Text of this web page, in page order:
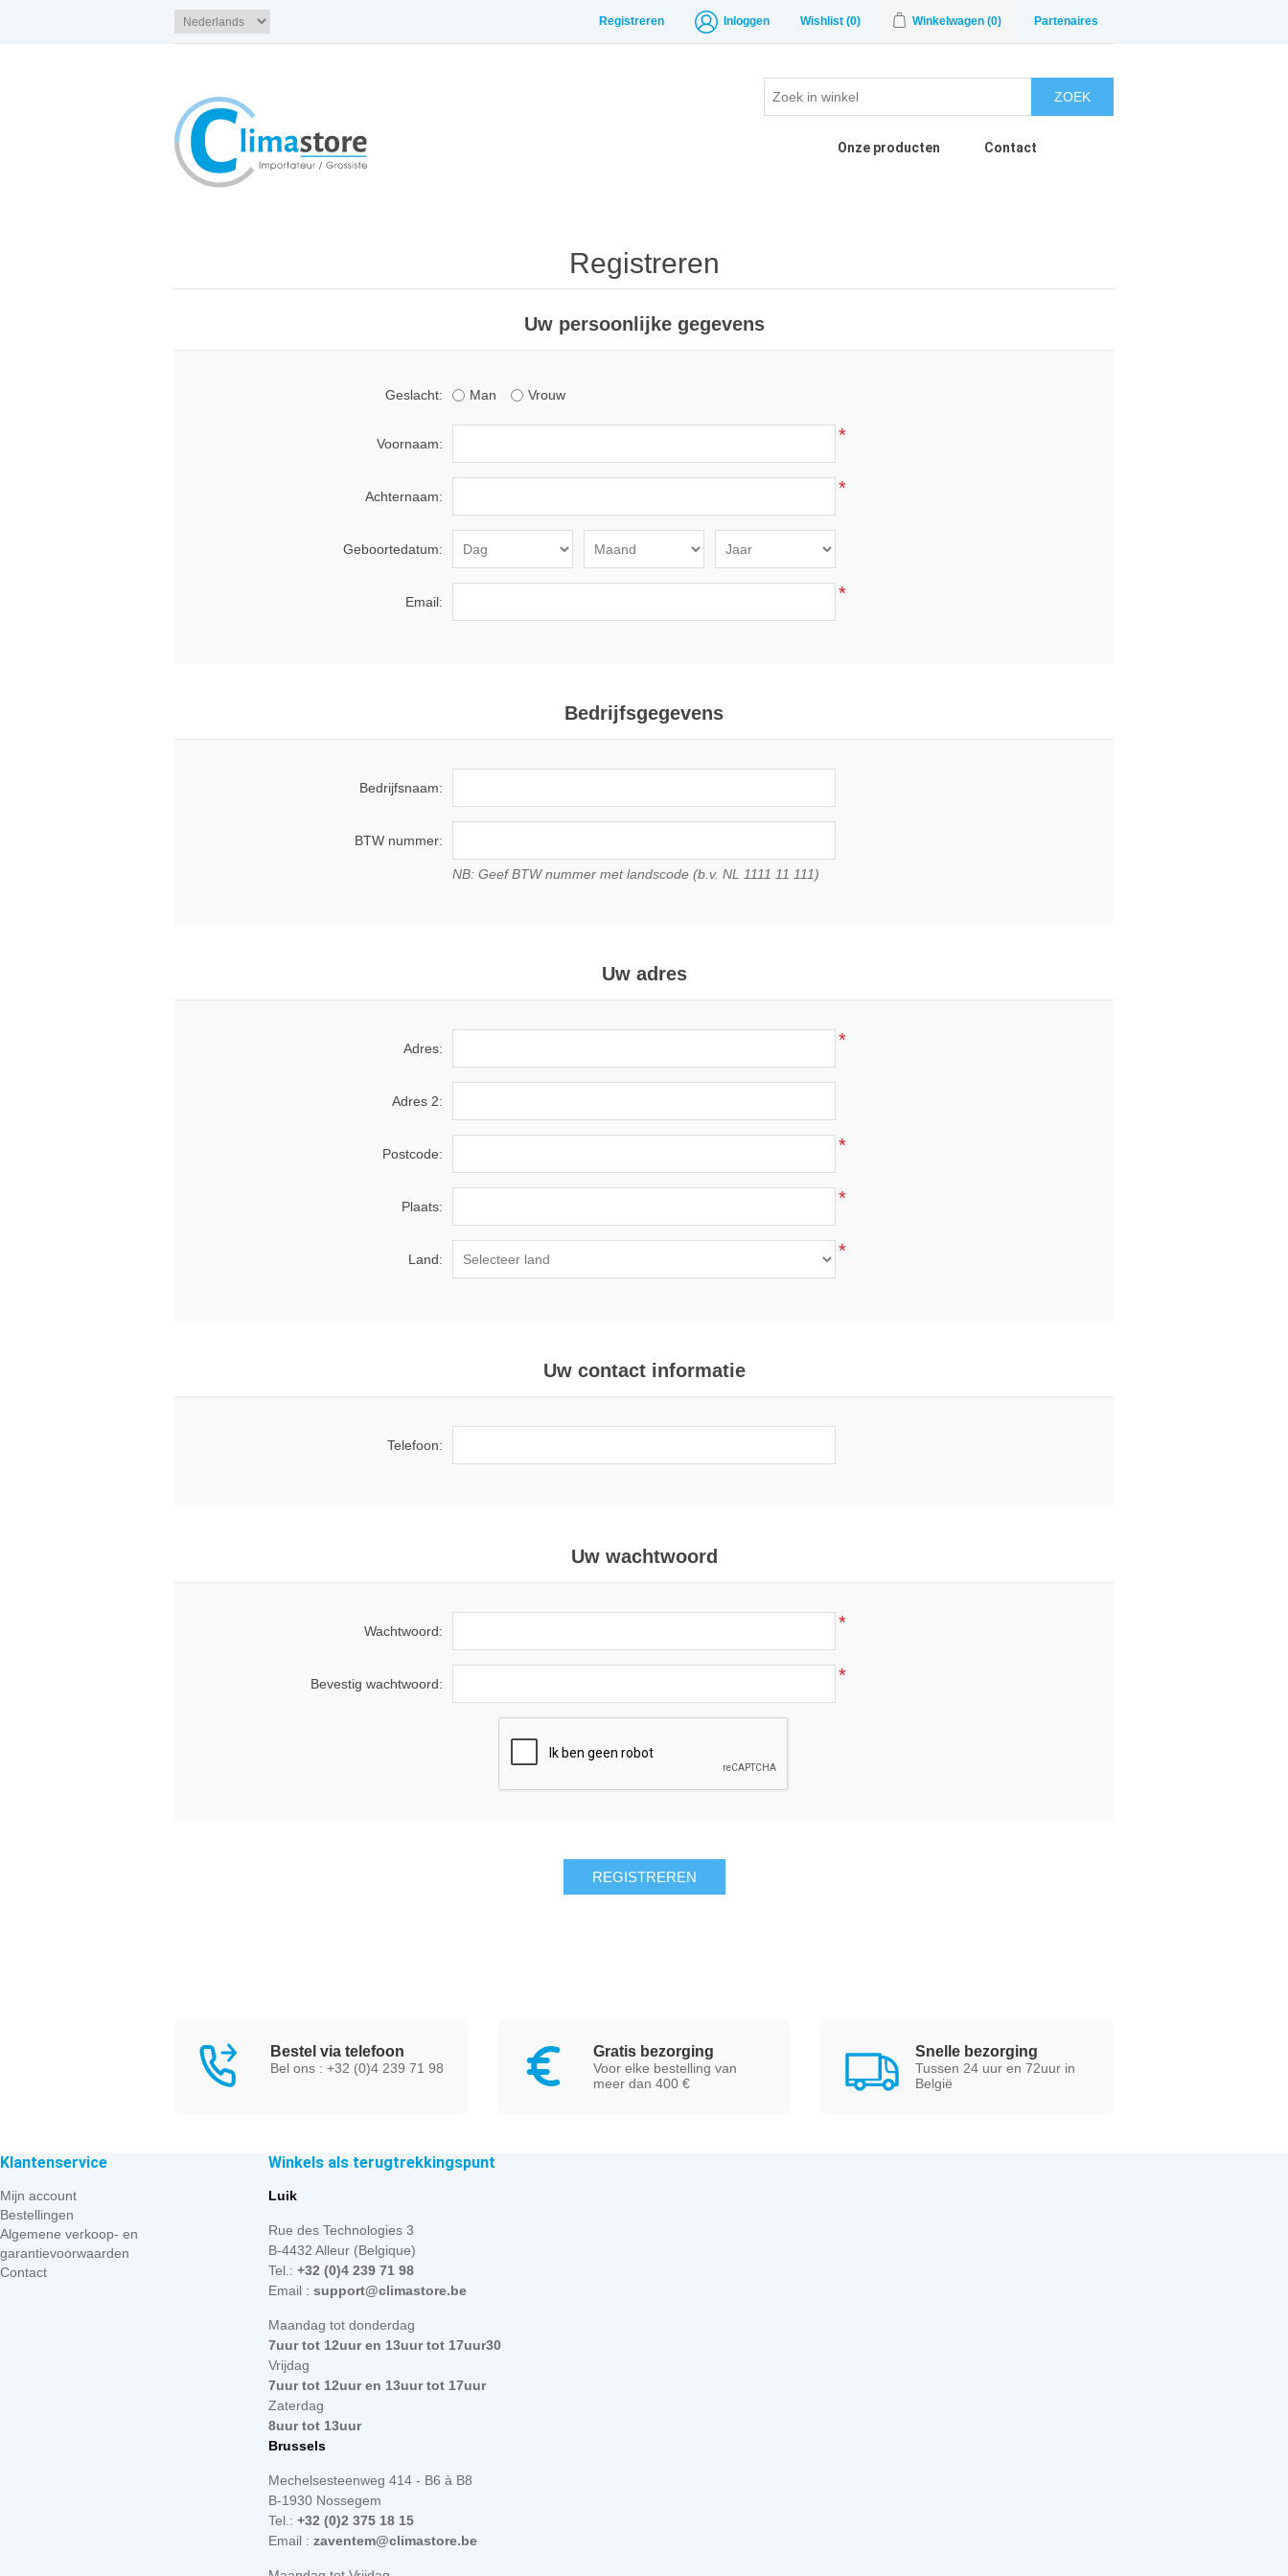
Registreren Inloggen Wishlist (0) Winkelwagen (0) Partenaires
ZOEK
Onze producten Contact
Registreren
Uw persoonlijke gegevens
Geslacht: Man Vrouw
Voornaam: *
Achternaam: *
Geboortedatum:
Email: *
Bedrijfsgegevens
Bedrijfsnaam:
BTW nummer:
NB: Geef BTW nummer met landscode (b.v. NL 1111 11 111)
Uw adres
Adres: *
Adres 2:
Postcode: *
Plaats: *
Land: *
Uw contact informatie
Telefoon:
Uw wachtwoord
Wachtwoord: *
Bevestig wachtwoord: *
Bestel via telefoon
Bel ons : +32 (0)4 239 71 98
Gratis bezorging
Voor elke bestelling van
meer dan 400 €
Snelle bezorging
Tussen 24 uur en 72uur in
België
Klantenservice
Mijn account
Bestellingen
Algemene verkoop- en
garantievoorwaarden
Contact
Winkels als terugtrekkingspunt
Luik
Rue des Technologies 3
B-4432 Alleur (Belgique)
Tel.: +32 (0)4 239 71 98
Email : support@climastore.be
Maandag tot donderdag
7uur tot 12uur en 13uur tot 17uur30
Vrijdag
7uur tot 12uur en 13uur tot 17uur
Zaterdag
8uur tot 13uur
Brussels
Mechelsesteenweg 414 - B6 à B8
B-1930 Nossegem
Tel.: +32 (0)2 375 18 15
Email : zaventem@climastore.be